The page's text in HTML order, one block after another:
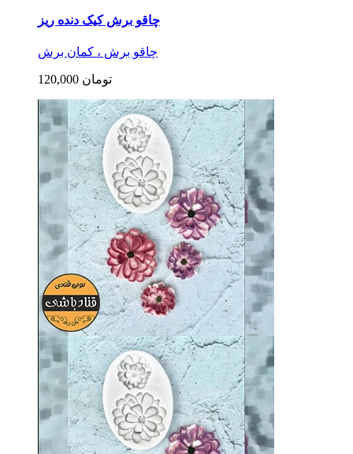
چاقو برش کیک دنده ریز
چاقو برش ، کمان برش
120,000 تومان